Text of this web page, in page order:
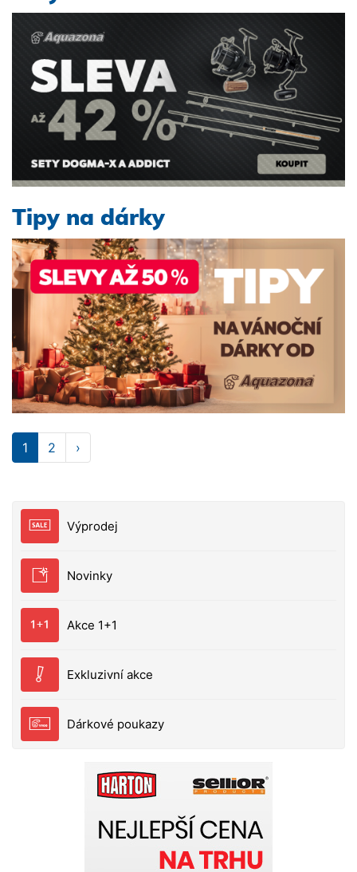
Výprodej
Novinky
Akce 1+1
Exkluzivní akce
Dárkové poukazy
Tipy na dárky
1 2 ›